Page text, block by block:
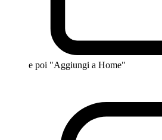
e poi "Aggiungi a Home"